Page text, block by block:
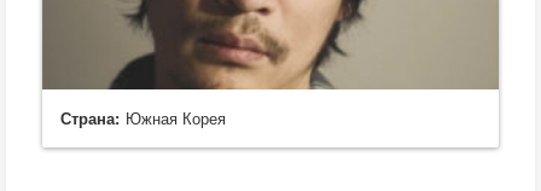
Страна: Южная Корея